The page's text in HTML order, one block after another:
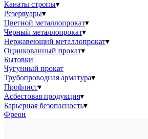
Канаты стропы▾
Резервуары▾
Цветной металлопрокат▾
Черный металлопрокат▾
Нержавеющий металлопрокат▾
Оцинкованный прокат▾
Бытовки
Чугунный прокат
Трубопроводная арматура▾
Профлист▾
Асбестовая продукция▾
Барьерная безопасность▾
Фреон